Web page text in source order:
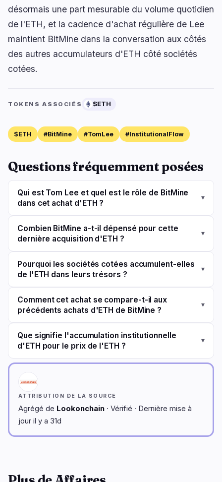
désormais une part mesurable du volume quotidien
de l'ETH, et la cadence d'achat régulière de Lee
maintient BitMine dans la conversation aux côtés
des autres accumulateurs d'ETH côté sociétés
cotées.
TOKENS ASSOCIÉS $ETH
$ETH #BitMine #TomLee #InstitutionalFlow
Questions fréquemment posées
Qui est Tom Lee et quel est le rôle de BitMine
dans cet achat d'ETH ?
▾
Combien BitMine a-t-il dépensé pour cette
dernière acquisition d'ETH ?
▾
Pourquoi les sociétés cotées accumulent-elles
de l'ETH dans leurs trésors ?
▾
Comment cet achat se compare-t-il aux
précédents achats d'ETH de BitMine ?
▾
Que signifie l'accumulation institutionnelle
d'ETH pour le prix de l'ETH ?
▾
ATTRIBUTION DE LA SOURCE
Agrégé de Lookonchain · Vérifié · Dernière mise à
jour il y a 31d